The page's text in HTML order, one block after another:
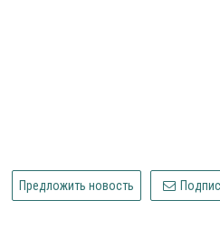
Предложить новость